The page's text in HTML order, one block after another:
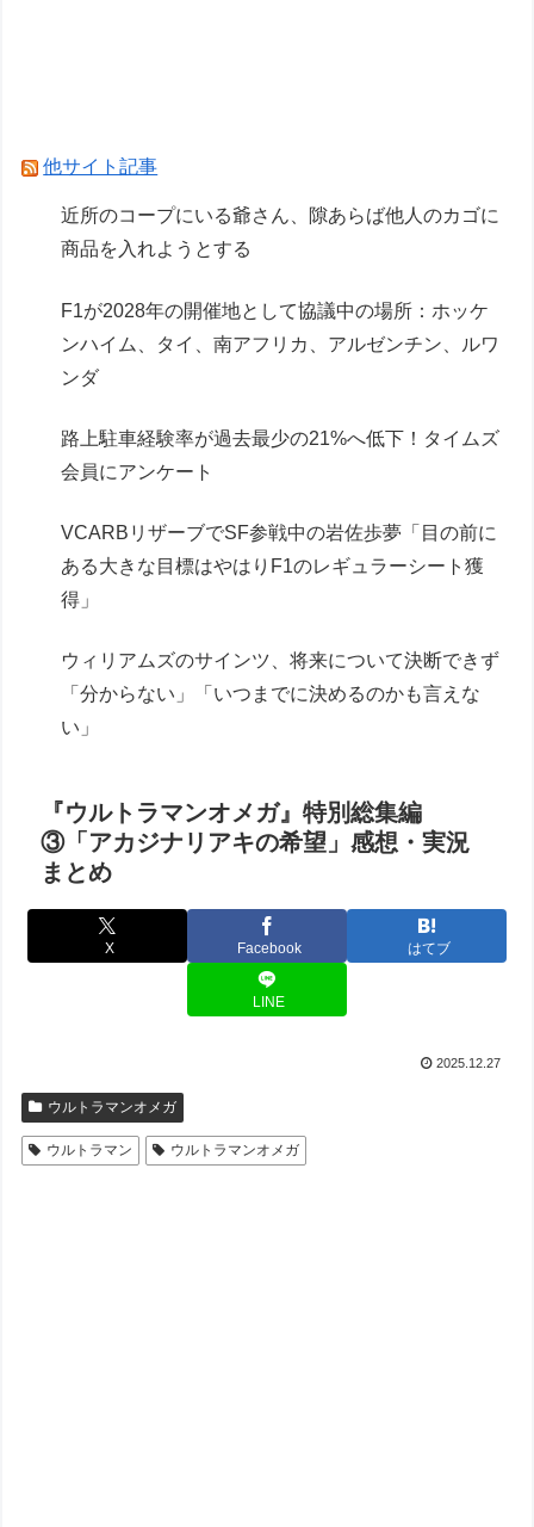
いよね？
Powered by livedoor 相互RSS
他サイト記事
近所のコープにいる爺さん、隙あらば他人のカゴに
商品を入れようとする
F1が2028年の開催地として協議中の場所：ホッケ
ンハイム、タイ、南アフリカ、アルゼンチン、ルワ
ンダ
路上駐車経験率が過去最少の21%へ低下！タイムズ
会員にアンケート
VCARBリザーブでSF参戦中の岩佐歩夢「目の前に
ある大きな目標はやはりF1のレギュラーシート獲
得」
ウィリアムズのサインツ、将来について決断できず
「分からない」「いつまでに決めるのかも言えな
い」
『ウルトラマンオメガ』特別総集編
③「アカジナリアキの希望」感想・実況
まとめ
X Facebook はてブ
LINE
2025.12.27
ウルトラマンオメガ
ウルトラマン ウルトラマンオメガ